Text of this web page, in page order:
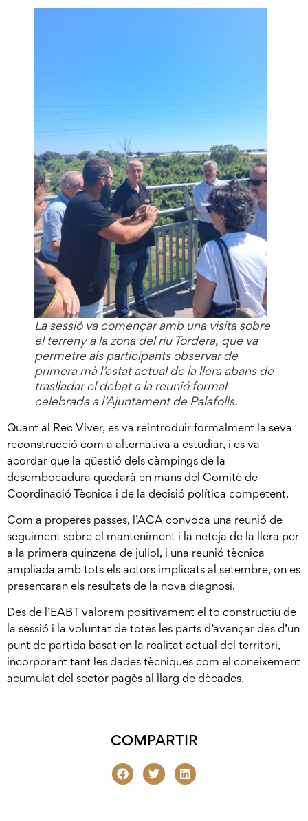
La sessió va començar amb una visita sobre
el terreny a la zona del riu Tordera, que va
permetre als participants observar de
primera mà l’estat actual de la llera abans de
traslladar el debat a la reunió formal
celebrada a l’Ajuntament de Palafolls.
Quant al Rec Viver, es va reintroduir formalment la seva
reconstrucció com a alternativa a estudiar, i es va
acordar que la qüestió dels càmpings de la
desembocadura quedarà en mans del Comitè de
Coordinació Tècnica i de la decisió política competent.
Com a properes passes, l’ACA convoca una reunió de
seguiment sobre el manteniment i la neteja de la llera per
a la primera quinzena de juliol, i una reunió tècnica
ampliada amb tots els actors implicats al setembre, on es
presentaran els resultats de la nova diagnosi.
Des de l’EABT valorem positivament el to constructiu de
la sessió i la voluntat de totes les parts d’avançar des d’un
punt de partida basat en la realitat actual del territori,
incorporant tant les dades tècniques com el coneixement
acumulat del sector pagès al llarg de dècades.
COMPARTIR